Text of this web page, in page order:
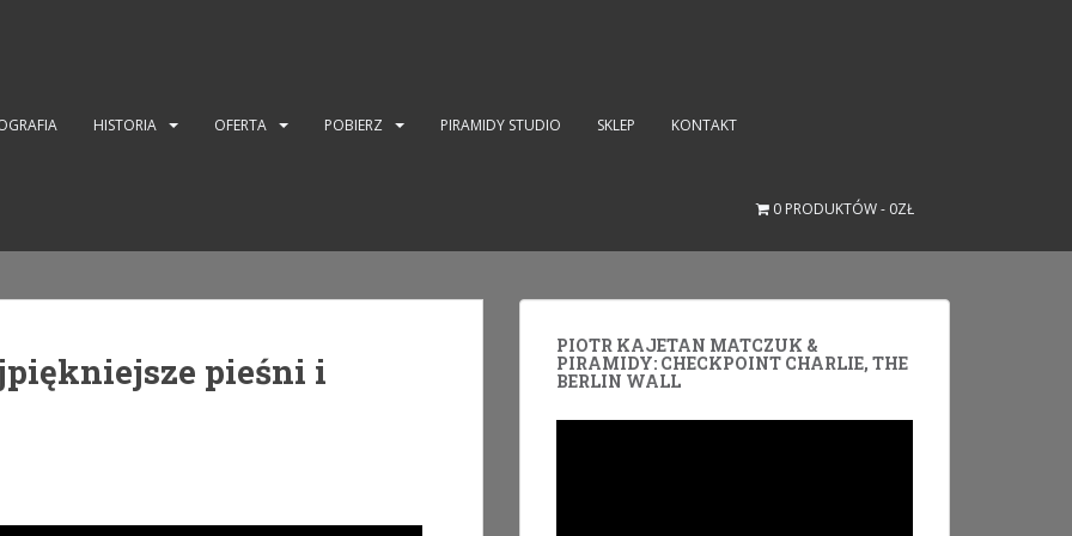
HISTORIA OFERTA POBIERZ PIRAMIDY STUDIO SKLEP KONTAKT
0 PRODUKTÓW 0ZŁ
pieśni i
PIOTR KAJETAN MATCZUK &
PIRAMIDY: CHECKPOINT CHARLIE, THE
BERLIN WALL